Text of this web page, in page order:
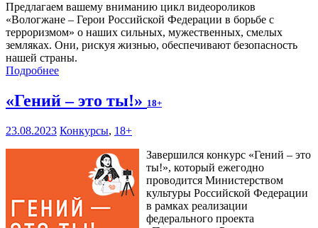
Предлагаем вашему вниманию цикл видеороликов
«Вологжане – Герои Российской Федерации в борьбе с
терроризмом» о наших сильных, мужественных, смелых
земляках. Они, рискуя жизнью, обеспечивают безопасность
нашей страны.
Подробнее
«Гений – это ты!» 18+
23.08.2023 Конкурсы, 18+
Завершился конкурс «Гений – это
ты!», который ежегодно
проводится Министерством
культуры Российской Федерации
в рамках реализации
федерального проекта